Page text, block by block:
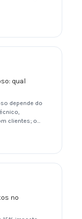
qual
depende do
clientes; o…
no